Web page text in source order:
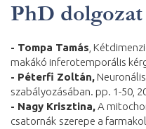
PhD dolgozat
- Tompa Tamás ,
makákó inferotemporális
- Péterfi Zoltán,
szabályozásában. pp. 1-50,
- Nagy Krisztina,A
csatornák szerepe a